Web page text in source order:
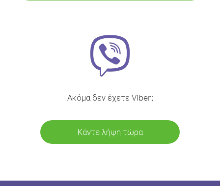
Ακόμα δεν έχετε Viber;
Κάντε λήψη τώρα